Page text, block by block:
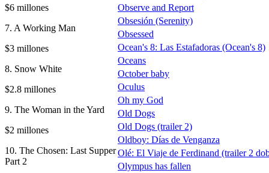
$6 millones
7. A Working Man
$3 millones
8. Snow White
$2.8 millones
9. The Woman in the Yard
$2 millones
10. The Chosen: Last Supper
Part 2
Observe and Report
Obsesión (Serenity)
Obsessed
Ocean's 8: Las Estafadoras (Ocean's 8)
Oceans
October baby
Oculus
Oh my God
Old Dogs
Old Dogs (trailer 2)
Oldboy: Días de Venganza
Olé: El Viaje de Ferdinand (trailer 2
Olympus has fallen